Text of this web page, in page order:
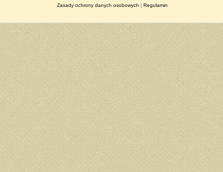
Zasady ochrony danych osobowych | Regulamin